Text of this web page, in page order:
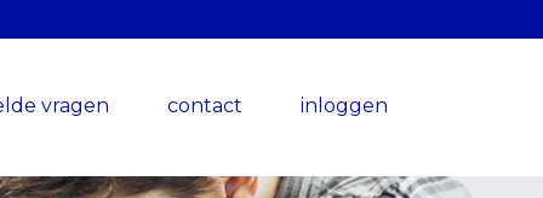
vragen contact inloggen